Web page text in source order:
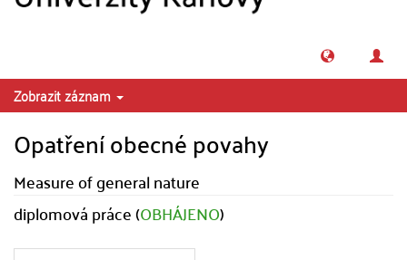
Zobrazit záznam
Opatření obecné povahy
Measure of general nature
diplomová práce (OBHÁJENO)